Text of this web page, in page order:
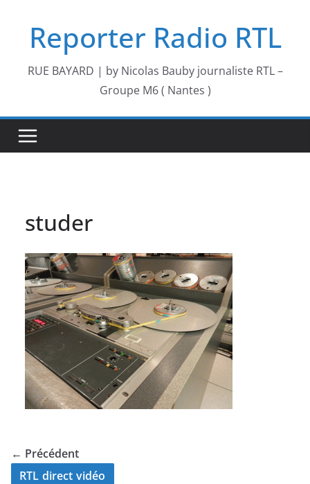
contenuReporter Radio RTL
RUE BAYARD | by Nicolas Bauby journaliste RTL –
Groupe M6 ( Nantes )
studer
← Précédent
RTL direct vidéo